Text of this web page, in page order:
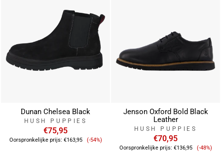
Dunan Chelsea Black
HUSH PUPPIES
€75,95
Oorspronkelijke prijs: €163,95 Verkoopprijs
(-54%)
Jenson Oxford Bold Black
Leather
HUSH PUPPIES
€70,95
Oorspronkelijke prijs: €136,95 (-48%)